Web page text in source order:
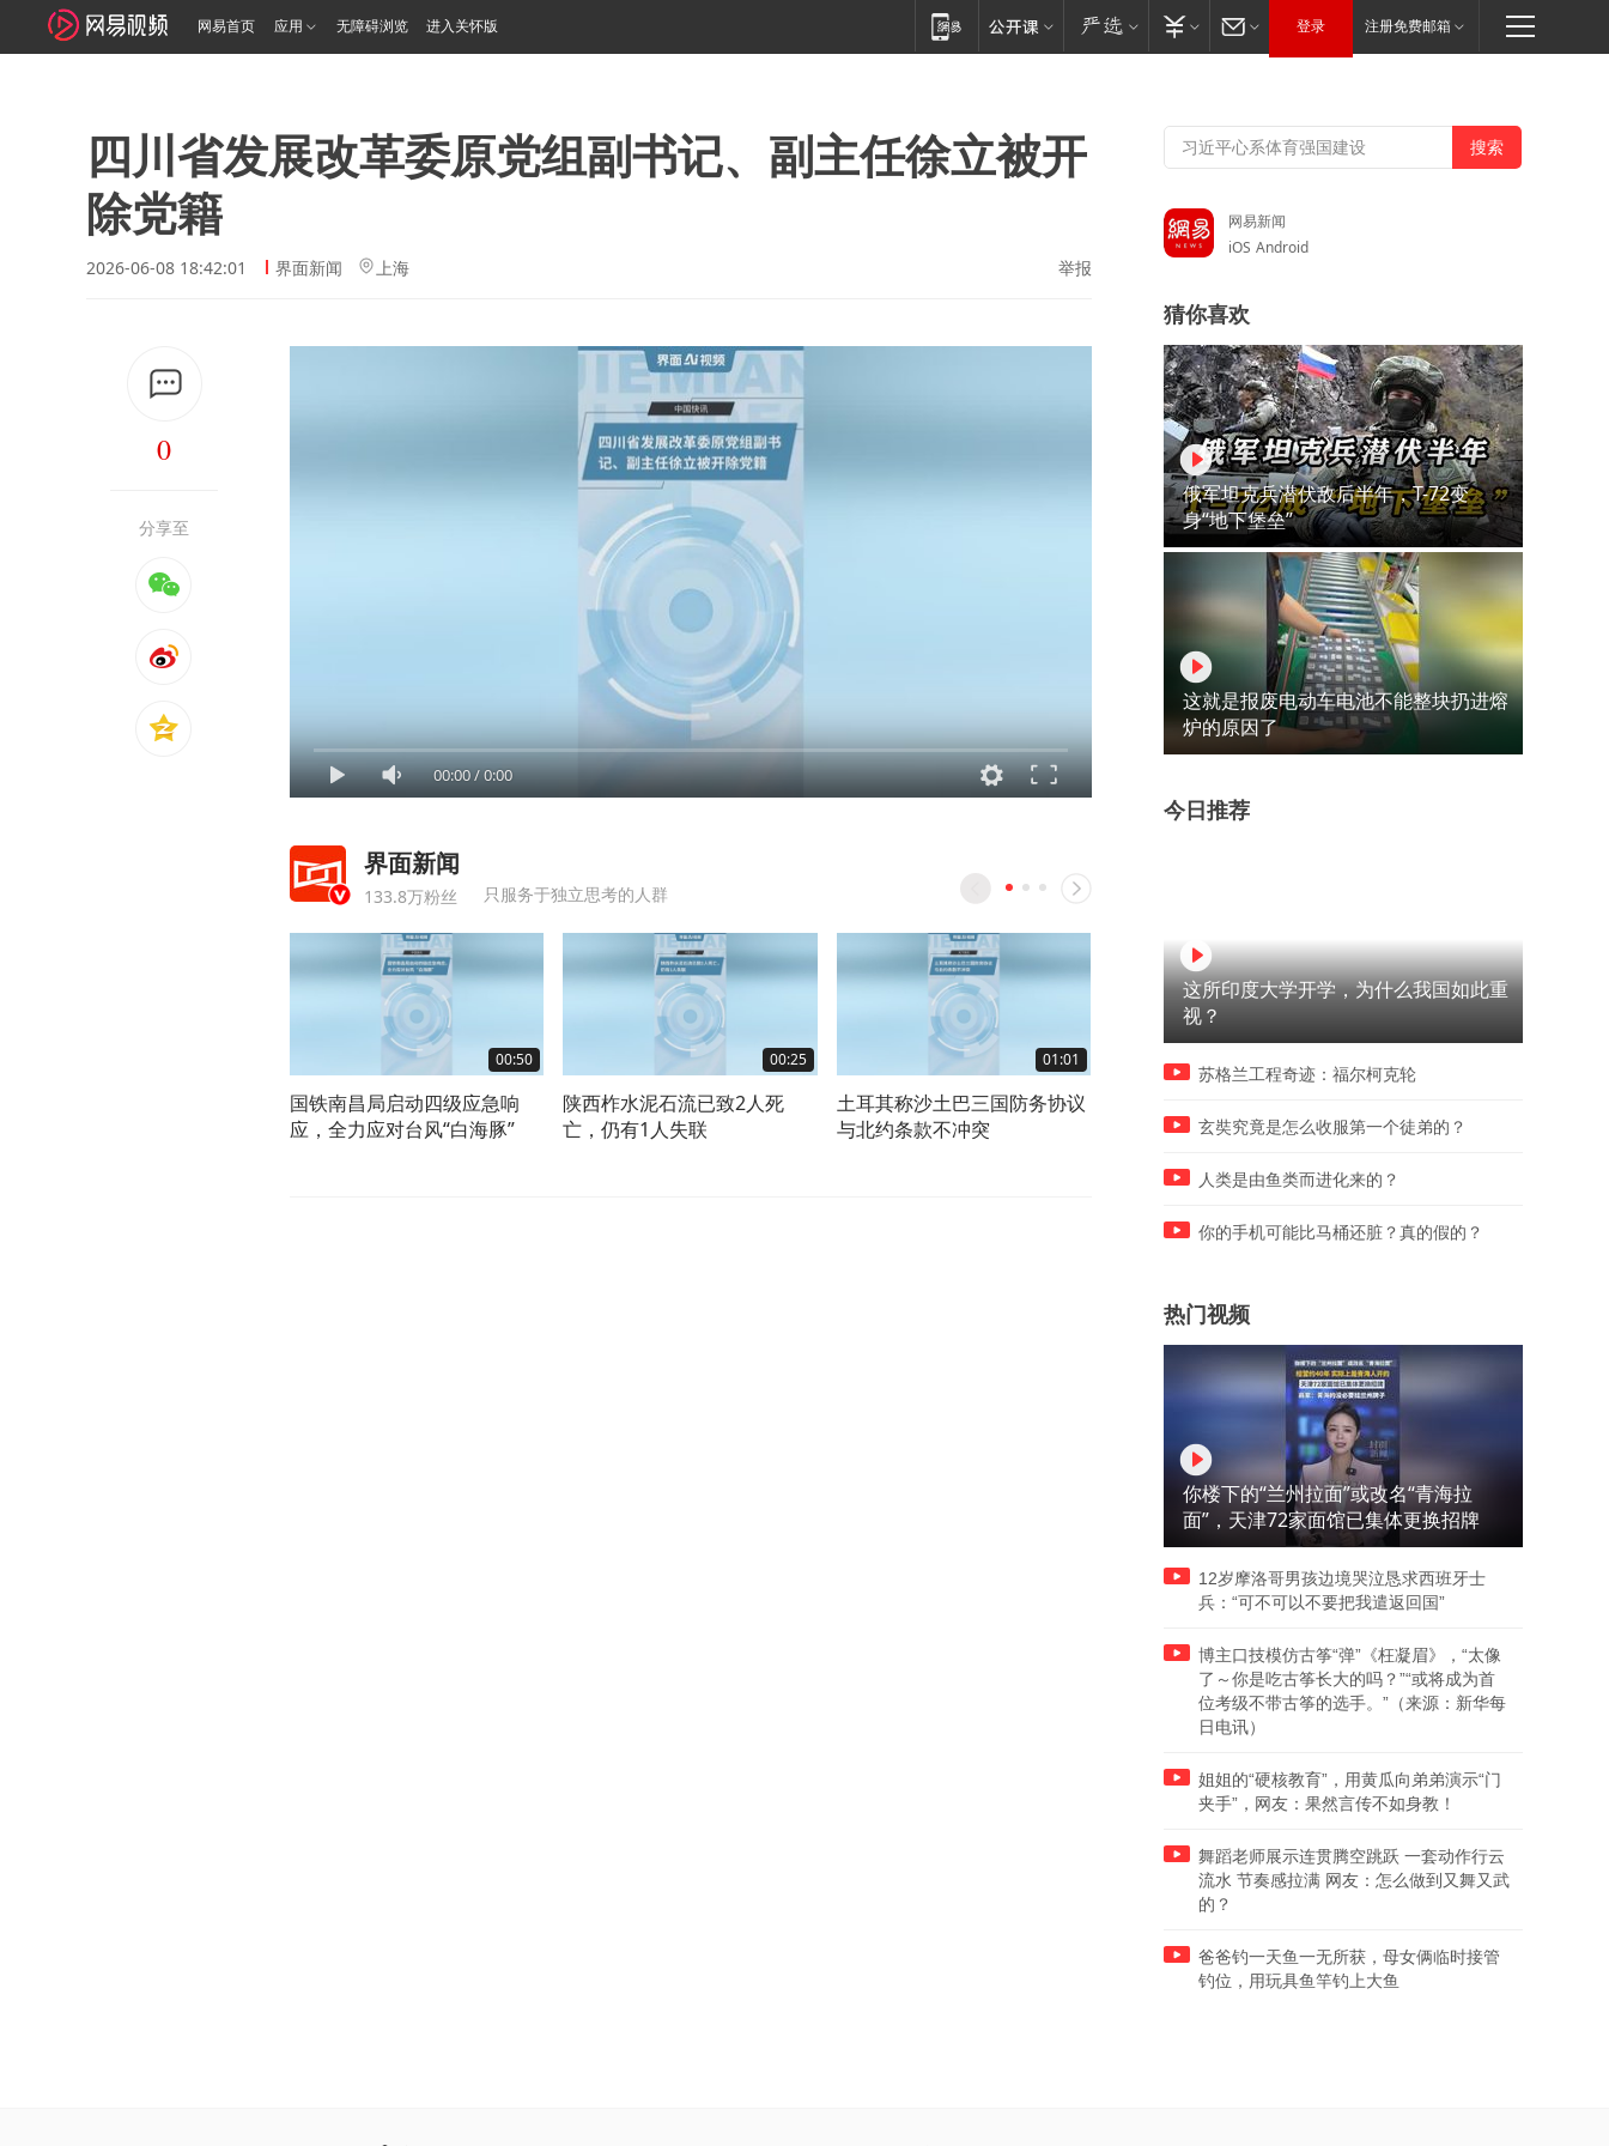
网易首页 应用 无障碍浏览 进入关怀版 登录 注册免费邮箱
四川省发展改革委原党组副书记、副主任徐立被开
除党籍
2026-06-08 18:42:01 界面新闻 上海 举报
0
分享至
00:00/0:00
界面新闻
133.8万粉丝 只服务于独立思考的人群
00:50
国铁南昌局启动四级应急响
应，全力应对台风“白海豚”
00:25
陕西柞水泥石流已致2人死
亡，仍有1人失联
01:01
土耳其称沙土巴三国防务协议
与北约条款不冲突
事故所致空缺
级
网易新闻
iOS Android
猜你喜欢
俄军坦克兵潜伏敌后半年，T-72变
身“地下堡垒”
这就是报废电动车电池不能整块扔进熔
炉的原因了
今日推荐
这所印度大学开学，为什么我国如此重
视？
苏格兰工程奇迹：福尔柯克轮
玄奘究竟是怎么收服第一个徒弟的？
人类是由鱼类而进化来的？
你的手机可能比马桶还脏？真的假的？
热门视频
你楼下的“兰州拉面”或改名“青海拉
面”，天津72家面馆已集体更换招牌
12岁摩洛哥男孩边境哭泣恳求西班牙士
兵：“可不可以不要把我遣返回国”
博主口技模仿古筝“弹”《枉凝眉》，“太像
了～你是吃古筝长大的吗？”“或将成为首
位考级不带古筝的选手。”（来源：新华每
日电讯）
姐姐的“硬核教育”，用黄瓜向弟弟演示“门
夹手”，网友：果然言传不如身教！
舞蹈老师展示连贯腾空跳跃 一套动作行云
流水 节奏感拉满 网友：怎么做到又舞又武
的？
爸爸钓一天鱼一无所获，母女俩临时接管
钓位，用玩具鱼竿钓上大鱼